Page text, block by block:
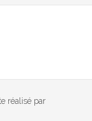
réalisé par